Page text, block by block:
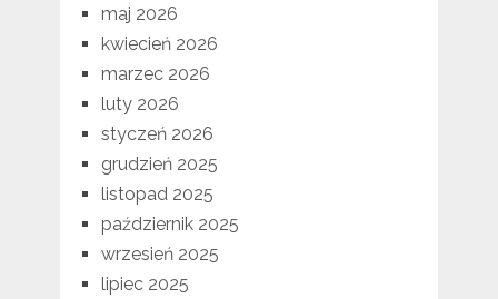
maj 2026
kwiecień 2026
marzec 2026
luty 2026
styczeń 2026
grudzień 2025
listopad 2025
październik 2025
wrzesień 2025
lipiec 2025